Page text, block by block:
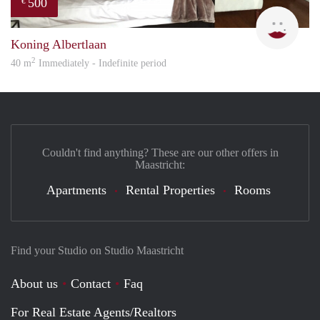
500
Koning Albertlaan
40 m2 Immediately - Indefinite period
Find your Studio on Studio Maastricht
About us Contact
Faq
For Real Estate Agents/Realtors
Couldn't find anything? These are our other offers in
Maastricht:
Apartments Rental Properties Rooms